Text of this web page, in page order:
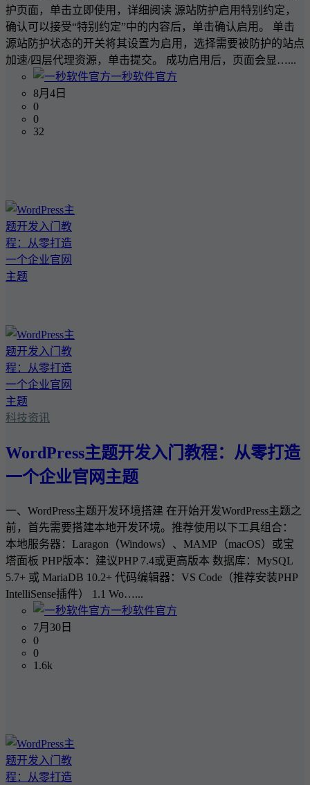
护页面，单击立即使用，详细阅读 源站防护启用特别约定，
确认可以接受“特别约定”中的内容后，单击确认启用。 单击
源站防护状态的开关将其设置为启用，选择需要被防护的站点
加速/四层代理资源，单击提交。 成功启用后，页面会显…...
一秒软件官方
8月4日
0
0
32
科技资讯
WordPress主题开发入门教程：从零打造
一个企业官网主题
一、WordPress主题开发环境搭建 在开始开发WordPress主题之
前，首先需要搭建本地开发环境。推荐使用以下工具组合：
本地服务器：Laragon（Windows）、MAMP（macOS）或宝
塔面板 PHP版本：建议PHP 7.4或更高版本 数据库：MySQL
5.7+ 或 MariaDB 10.2+ 代码编辑器：VS Code（推荐安装PHP
IntelliSense插件） 1.1 Wo…...
一秒软件官方
7月30日
0
0
1.6k